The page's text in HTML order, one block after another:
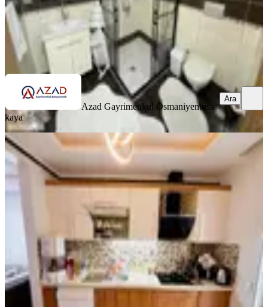
Azad Gayrimenkul Osmaniye musa kaya
Ara
Azad Gayrimenkul Osmaniyemusa
kaya
Ara
SİTE İÇİ
Azad- Yediocak İlkokulu Civarı
Satılık Zemin Kat 3+1 Açık Mutfak
Merkez, Yedi Ocak Mahallesi
3+1·135 m²· Düz Giriş (Zemin)
3.100.000 ₺
Azad Gayrimenkul OsmaniyeMehmet Azad Kaya